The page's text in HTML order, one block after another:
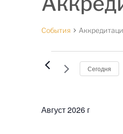
События
События
Сегодня
Август 2026 г